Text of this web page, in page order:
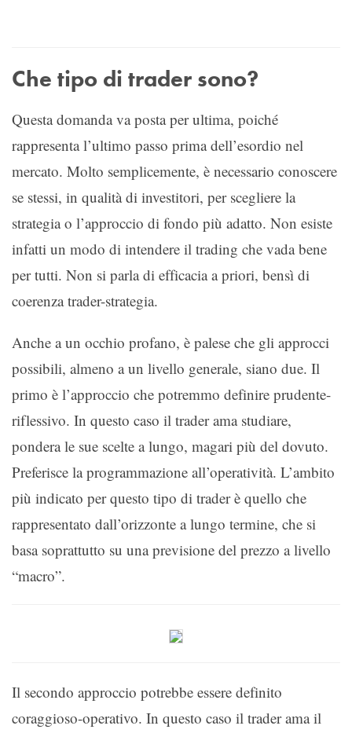
Che tipo di trader sono?
Questa domanda va posta per ultima, poiché
rappresenta l’ultimo passo prima dell’esordio nel
mercato. Molto semplicemente, è necessario conoscere
se stessi, in qualità di investitori, per scegliere la
strategia o l’approccio di fondo più adatto. Non esiste
infatti un modo di intendere il trading che vada bene
per tutti. Non si parla di efficacia a priori, bensì di
coerenza trader-strategia.
Anche a un occhio profano, è palese che gli approcci
possibili, almeno a un livello generale, siano due. Il
primo è l’approccio che potremmo definire prudente-
riflessivo. In questo caso il trader ama studiare,
pondera le sue scelte a lungo, magari più del dovuto.
Preferisce la programmazione all’operatività. L’ambito
più indicato per questo tipo di trader è quello che
rappresentato dall’orizzonte a lungo termine, che si
basa soprattutto su una previsione del prezzo a livello
“macro”.
Il secondo approccio potrebbe essere definito
coraggioso-operativo. In questo caso il trader ama il